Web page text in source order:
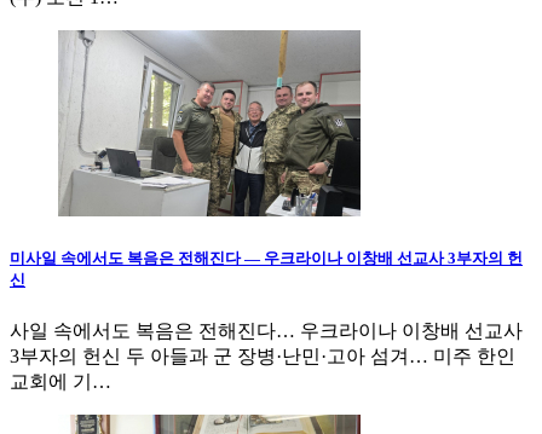
미사일 속에서도 복음은 전해진다 — 우크라이나 이창배 선교사 3부자의 헌
신
사일 속에서도 복음은 전해진다… 우크라이나 이창배 선교사
3부자의 헌신 두 아들과 군 장병·난민·고아 섬겨… 미주 한인
교회에 기…